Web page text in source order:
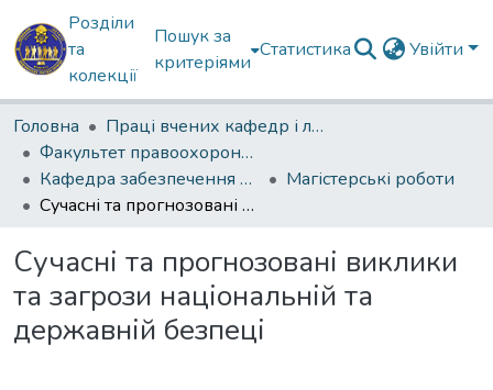
Розділи
та
колекції
Пошук за
критеріями
Статистика Увійти
Головна
Праці вчених кафедр і лабораторій
Факультет правоохоронної діяльності
Кафедра забезпечення державної безпеки
Магістерські роботи
Сучасні та прогнозовані виклики та загрози національній та державній безпеці
Сучасні та прогнозовані виклики
та загрози національній та
державній безпеці